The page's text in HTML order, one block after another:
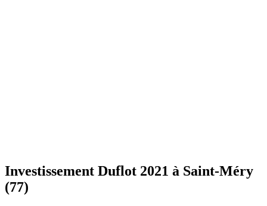
Investissement Duflot 2021 à Saint-Méry
(77)